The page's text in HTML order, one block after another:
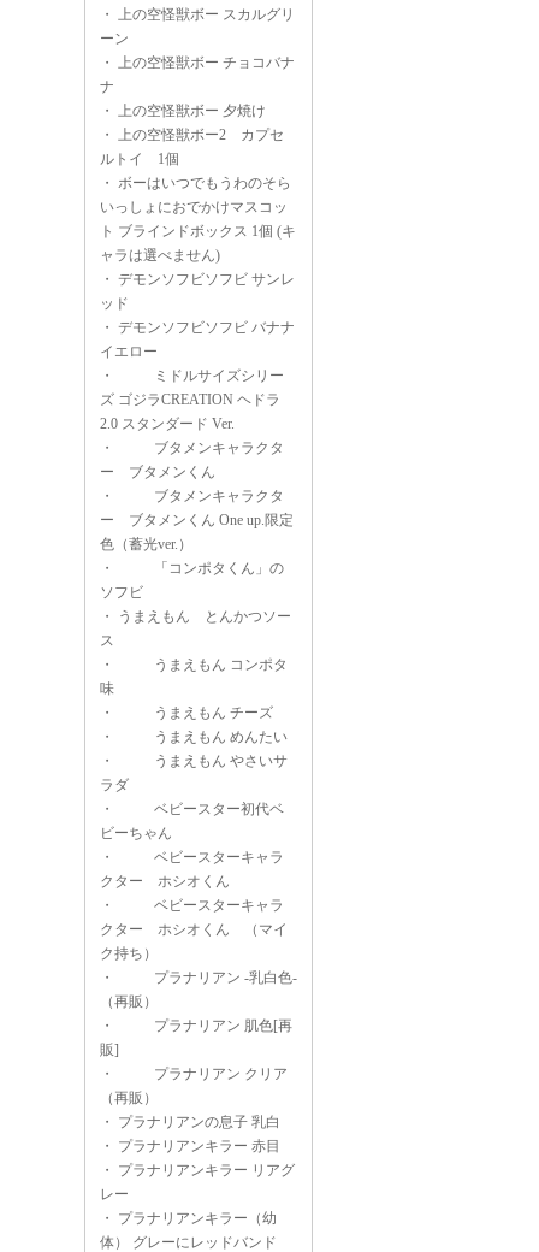
・ 上の空怪獣ボー スカルグリ
ーン
・ 上の空怪獣ボー チョコバナ
ナ
・ 上の空怪獣ボー 夕焼け
・ 上の空怪獣ボー2 カプセ
ルトイ 1個
・ ボーはいつでもうわのそら
いっしょにおでかけマスコッ
ト ブラインドボックス 1個 (キ
ャラは選べません)
・ デモンソフビソフビ サンレ
ッド
・ デモンソフビソフビ バナナ
イエロー
・
ミドルサイズシリー
ズ ゴジラCREATION ヘドラ
2.0 スタンダード Ver.
・
ブタメンキャラクタ
ー ブタメンくん
・
ブタメンキャラクタ
ー ブタメンくん One up.限定
色（蓄光ver.）
・
「コンポタくん」の
ソフビ
・
うまえもん とんかつソー
ス
・
うまえもん コンポタ
味
・
うまえもん チーズ
・
うまえもん めんたい
・
うまえもん やさいサ
ラダ
・
ベビースター初代ベ
ビーちゃん
・
ベビースターキャラ
クター ホシオくん
・
ベビースターキャラ
クター ホシオくん （マイ
ク持ち）
・
プラナリアン -乳白色-
（再販）
・
プラナリアン 肌色[再
販]
・
プラナリアン クリア
（再販）
・ プラナリアンの息子 乳白
・ プラナリアンキラー 赤目
・ プラナリアンキラー リアグ
レー
・ プラナリアンキラー（幼
体） グレーにレッドバンド